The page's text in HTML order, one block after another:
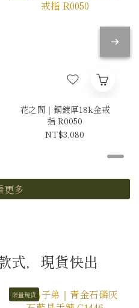
花之間｜銅鍍厚18k金戒
指 R0050
NT$3,080
更多
式，現貨快出
限量現貨